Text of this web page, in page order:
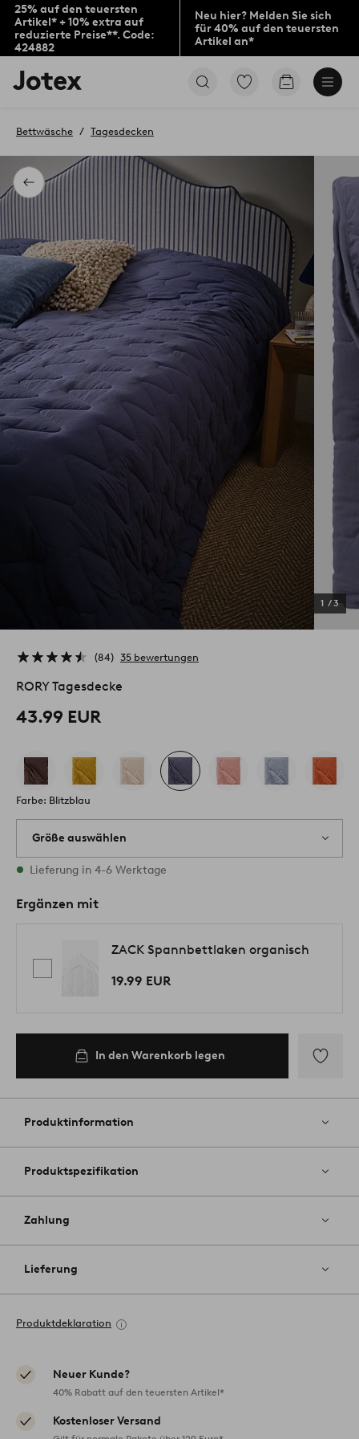
25% auf den teuersten
Artikel* + 10% extra auf
reduzierte Preise**. Code:
424882
Neu hier? Melden Sie sich
für 40% auf den teuersten
Artikel an*
Jotex-
Logo
Startseite
Zu
Produkten
Zum
Zurück
Bettwäsche Tagesdecken
1 /3
84 35 bewertungen
RORY Tagesdecke
43.99 EUR
Farbe: Blitzblau
Größe auswählen
Alle Größen vorrätig
Lieferung in 4-6 Werktage
Ergänzen mit
ZACK Spannbettlaken organisch
19.99 EUR
In den Warenkorb legen
Favoriten
Produktinformation
Produktspezifikation
Zahlung
Lieferung
Produktdeklaration
Neuer Kunde?
40% Rabatt auf den teuersten Artikel*
Kostenloser Versand